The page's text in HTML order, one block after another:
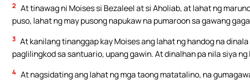
2 At tinawag ni Moises si Bezaleel at si Aholiab, at lahat ng
puso, lahat ng may pusong napukaw na pumaroon sa gawang
3 At kanilang tinanggap kay Moises ang lahat ng handog na
paglilingkod sa santuario, upang gawin. At dinalhan pa nila siya
4 At nagsidating ang lahat ng mga taong matatalino, na